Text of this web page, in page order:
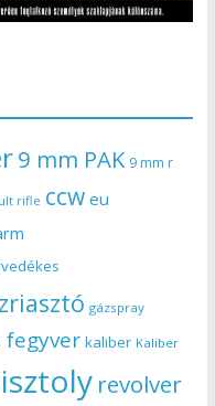
9 mm PAK 9 mm r
rifle ccw eu
gázspray
fegyver kaliber Kaliber
revolver